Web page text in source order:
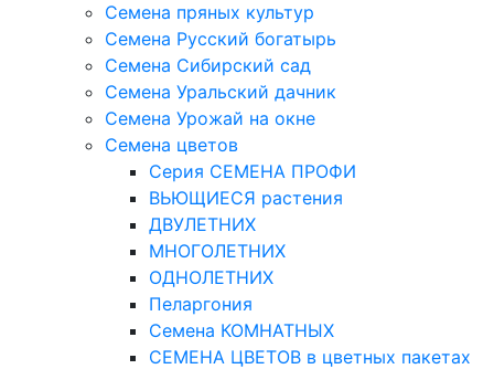
Семена пряных культур
Семена Русский богатырь
Семена Сибирский сад
Семена Уральский дачник
Семена Урожай на окне
Семена цветов
Cерия CЕМЕНА ПРОФИ
ВЬЮЩИЕСЯ растения
ДВУЛЕТНИХ
МНОГОЛЕТНИХ
ОДНОЛЕТНИХ
Пеларгония
Семена КОМНАТНЫХ
СЕМЕНА ЦВЕТОВ в цветных пакетах